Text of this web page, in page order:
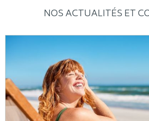
NOS ACTUALITÉS ET